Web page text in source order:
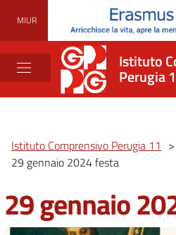
MIUR
Istituto
Perugia
Istituto Comprensivo Perugia 11 >
29 gennaio 2024 festa
29 gennaio